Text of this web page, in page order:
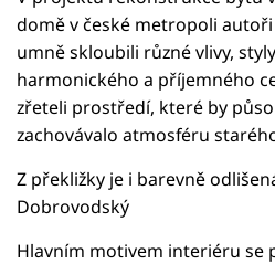
domě v české metropoli autoři
umně skloubili různé vlivy,
harmonického a příjemného
zřeteli prostředí, které by
zachovávalo atmosféru
Z překližky je i barevně
Dobrovodský
Hlavním motivem interiéru se